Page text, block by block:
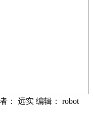
： 远实 编辑： robot